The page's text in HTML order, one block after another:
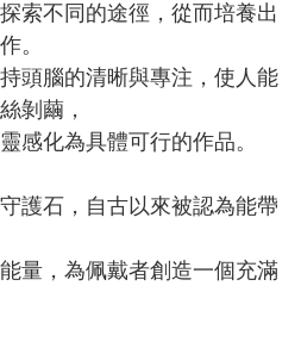
索不同的途徑，從而培養出
。
頭腦的清晰與專注，使人能
剝繭，
感化為具體可行的作品。
護石，自古以來被認為能帶
量，為佩戴者創造一個充滿